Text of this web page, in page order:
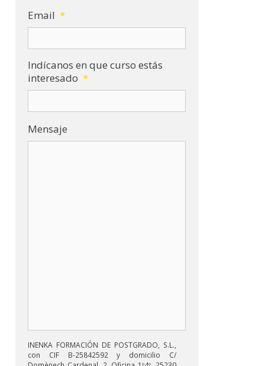
Email *
Indícanos en que curso estás
interesado *
Mensaje
INENKA FORMACIÓN DE POSTGRADO, S.L.,
con CIF B-25842592 y domicilio C/